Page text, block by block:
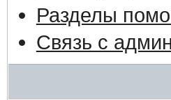
Разделы
Связь с